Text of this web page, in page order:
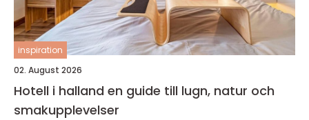
inspiration
02. August 2026
Hotell i halland en guide till lugn, natur och
smakupplevelser